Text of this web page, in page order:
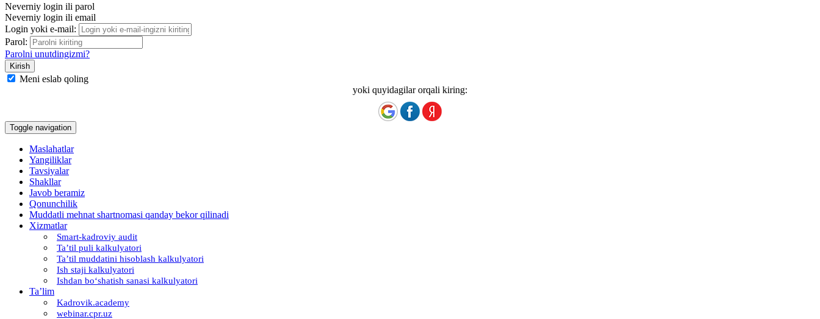
Neverniy login ili parol
Neverniy login ili email
Login yoki e-mail:
Parol:
Parolni unutdingizmi?
Meni eslab qoling
yoki quyidagilar orqali kiring:
Toggle navigation
Maslahatlar
Yangiliklar
Tavsiyalar
Shakllar
Javob beramiz
Qonunchilik
Muddatli mehnat shartnomasi qanday bekor qilinadi
Xizmatlar
Smart-kadroviy audit
Ta’til puli kalkulyatori
Ta’til muddatini hisoblash kalkulyatori
Ish staji kalkulyatori
Ishdan boʻshatish sanasi kalkulyatori
Ta’lim
Kadrovik.academy
webinar.cpr.uz